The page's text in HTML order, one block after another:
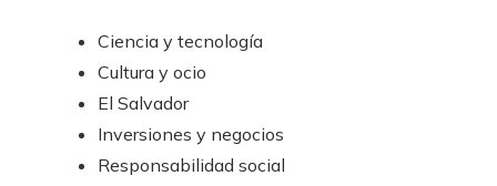
Ciencia y tecnología
Cultura y ocio
El Salvador
Inversiones y negocios
Responsabilidad social